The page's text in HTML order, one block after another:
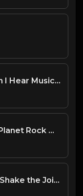
Debbie Deb - When I Hear Music - (DJKK1 Hype Intro Remix)
Soul Sonic Force - Planet Rock Mega Mix
Breezy Beat M.C. - Shake the Joint